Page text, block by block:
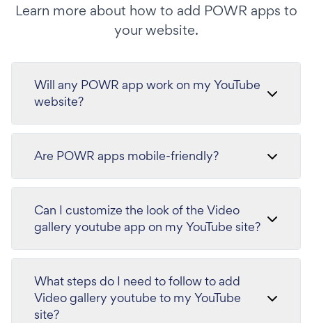
Learn more about how to add POWR apps to
your website.
Will any POWR app work on my YouTube
website?
Are POWR apps mobile-friendly?
Can I customize the look of the Video
gallery youtube app on my YouTube site?
What steps do I need to follow to add
Video gallery youtube to my YouTube
site?